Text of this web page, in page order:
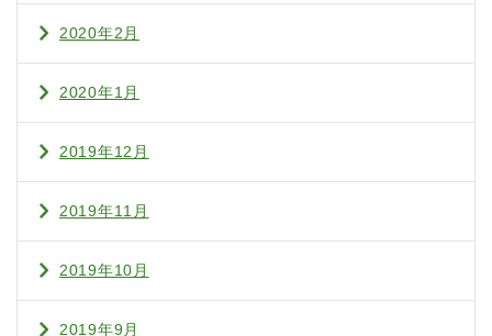
2020年2月
2020年1月
2019年12月
2019年11月
2019年10月
2019年9月